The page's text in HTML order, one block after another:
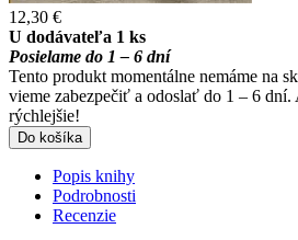
12,30 €
U dodávateľa 1 ks
Posielame do 1 – 6 dní
Tento produkt momentálne nemáme na
vieme zabezpečiť a odoslať do 1 – 6 dní.
rýchlejšie!
Do košíka
Popis knihy
Podrobnosti
Recenzie